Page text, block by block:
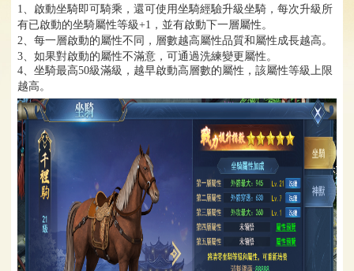
1、啟動坐騎即可騎乘，還可使用坐騎經驗升級坐騎，每次升級所
有已啟動的坐騎屬性等級+1 ，並有啟動下一層屬性。
2、每一層啟動的屬性不同，層數越高屬性品質和屬性成長越高。
3、如果對啟動的屬性不滿意，可通過洗練變更屬性。
4、坐騎最高50級滿級，越早啟動高層數的屬性，該屬性等級上限
越高。